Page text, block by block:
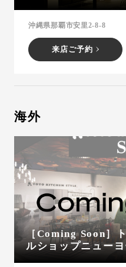
沖縄県那覇市安里2-8-8
来店ご予約
海外
［Coming Soon］
ルショップニュー